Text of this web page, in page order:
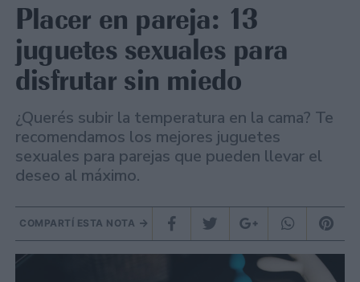
Placer en pareja: 13
juguetes sexuales para
disfrutar sin miedo
¿Querés subir la temperatura en la cama? Te
recomendamos los mejores juguetes
sexuales para parejas que pueden llevar el
deseo al máximo.
COMPARTÍ ESTA NOTA